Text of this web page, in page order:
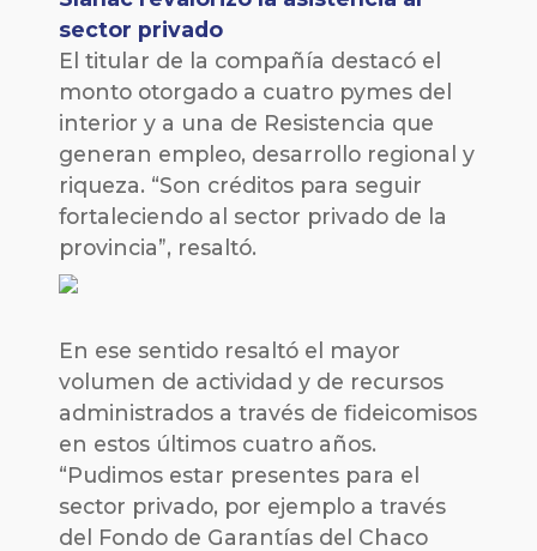
sector privado
El titular de la compañía destacó el
monto otorgado a cuatro pymes del
interior y a una de Resistencia que
generan empleo, desarrollo regional y
riqueza. “Son créditos para seguir
fortaleciendo al sector privado de la
provincia”, resaltó.
En ese sentido resaltó el mayor
volumen de actividad y de recursos
administrados a través de fideicomisos
en estos últimos cuatro años.
“Pudimos estar presentes para el
sector privado, por ejemplo a través
del Fondo de Garantías del Chaco